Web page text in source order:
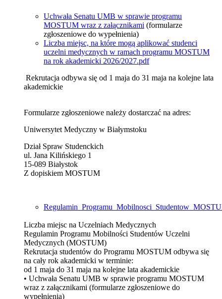
Uchwała Senatu UMB w sprawie programu
MOSTUM wraz z załącznikami (formularze
zgłoszeniowe do wypełnienia)
Liczba miejsc, na które mogą aplikować studenci
uczelni medycznych w ramach programu MOSTUM
na rok akademicki 2026/2027.pdf
Rekrutacja odbywa się od 1 maja do 31 maja na kolejne lata
akademickie
Formularze zgłoszeniowe należy dostarczać na adres:
Uniwersytet Medyczny w Białymstoku
Dział Spraw Studenckich
ul. Jana Kilińskiego 1
15-089 Białystok
Z dopiskiem MOSTUM
Liczba miejsc na Uczelniach Medycznych
Regulamin Programu Mobilności Studentów Uczelni
Medycznych (MOSTUM)
Rekrutacja studentów do Programu MOSTUM odbywa się
na cały rok akademicki w terminie:
od 1 maja do 31 maja na kolejne lata akademickie
• Uchwała Senatu UMB w sprawie programu MOSTUM
wraz z załącznikami (formularze zgłoszeniowe do
wypełnienia)